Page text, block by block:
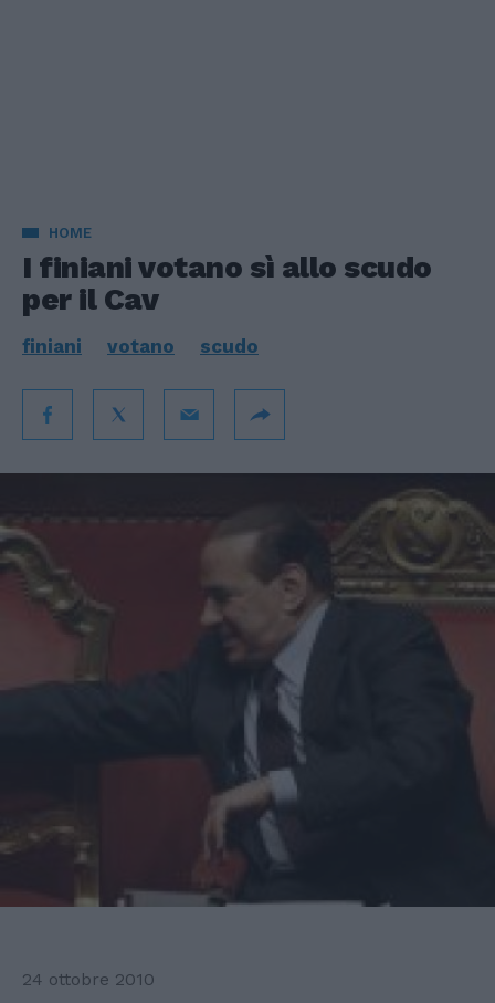
HOME
I finiani votano sì allo scudo
per il Cav
finiani votano scudo
24 ottobre 2010